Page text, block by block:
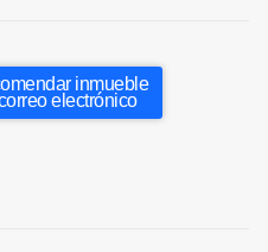
inmueble
electrónico